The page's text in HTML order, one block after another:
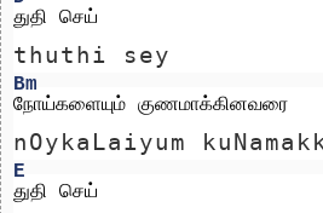
துதி செய்
thuthi sey
Bm
நோய்களையும் குணமாக்கினவரை
nOykaLaiyum
E
துதி செய்